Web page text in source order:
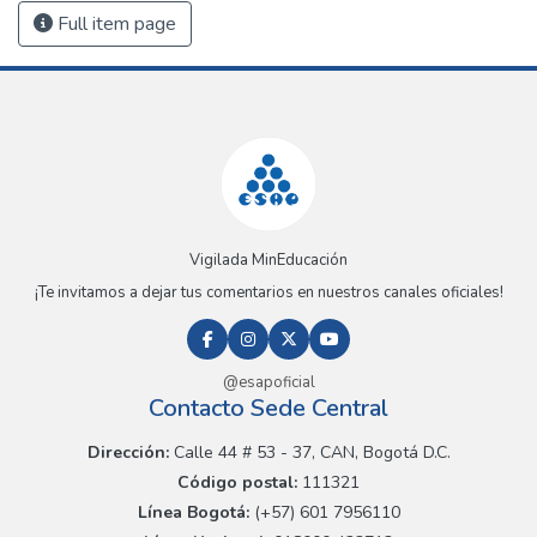
Full item page
Vigilada MinEducación
¡Te invitamos a dejar tus comentarios en nuestros canales oficiales!
@esapoficial
Contacto Sede Central
Dirección:Calle 44 # 53 - 37, CAN, Bogotá D.C.
Código postal: 111321
Línea Bogotá:(+57) 601 7956110